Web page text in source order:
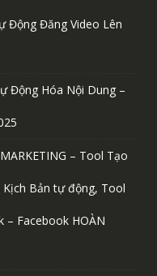
Động Đăng Video Lên
Động Hóa Nội Dung –
– Tool Tạo
Bản tự động, Tool
– Facebook HOÀN